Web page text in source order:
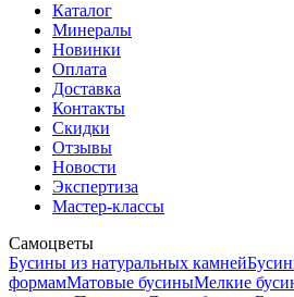
Каталог
Минералы
Новинки
Оплата
Доставка
Контакты
Скидки
Отзывы
Новости
Экспертиза
Мастер-классы
Самоцветы
Бусины из натуральных камней
формамМатовые бусиныМелкие